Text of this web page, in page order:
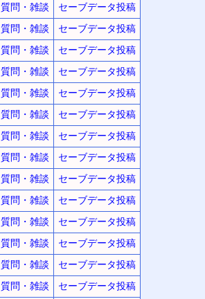
質問・雑談
セーブデータ投稿
質問・雑談
セーブデータ投稿
質問・雑談
セーブデータ投稿
質問・雑談
セーブデータ投稿
質問・雑談
セーブデータ投稿
質問・雑談
セーブデータ投稿
質問・雑談
セーブデータ投稿
質問・雑談
セーブデータ投稿
質問・雑談
セーブデータ投稿
質問・雑談
セーブデータ投稿
質問・雑談
セーブデータ投稿
質問・雑談
セーブデータ投稿
質問・雑談
セーブデータ投稿
質問・雑談
セーブデータ投稿